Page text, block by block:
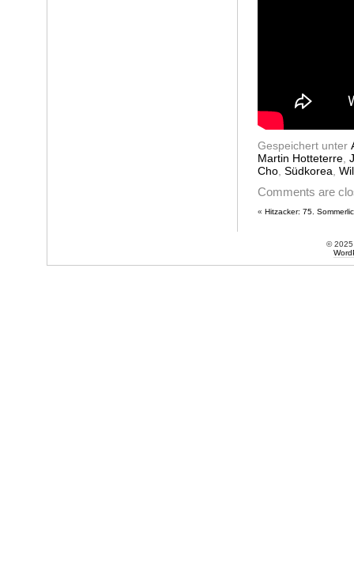
Gespeichert unter
Martin Hotteterre,
Cho, Südkorea
Comments are
« Hitzacker: 75.
©